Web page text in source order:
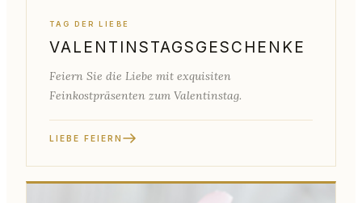
TAG DER LIEBE
VALENTINSTAGSGESCHENKE
Feiern Sie die Liebe mit exquisiten
Feinkostpräsenten zum Valentinstag.
LIEBE FEIERN